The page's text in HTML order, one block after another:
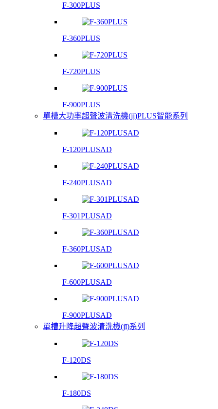
F-300PLUS
F-360PLUS
F-720PLUS
F-900PLUS
單槽大功率超聲波清洗機(jī)PLUS智能系列
F-120PLUSAD
F-240PLUSAD
F-301PLUSAD
F-360PLUSAD
F-600PLUSAD
F-900PLUSAD
單槽升降超聲波清洗機(jī)系列
F-120DS
F-180DS